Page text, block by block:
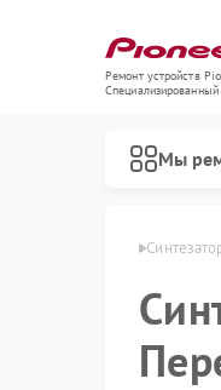
Ремонт устройств
Мы
Pioneer в Рязани